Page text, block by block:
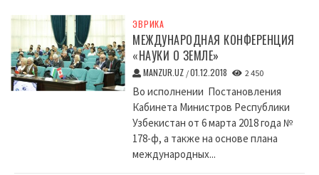
ЭВРИКА
МЕЖДУНАРОДНАЯ КОНФЕРЕНЦИЯ
«НАУКИ О ЗЕМЛЕ»
MANZUR.UZ /01.12.2018 2 450
Во исполнении Постановления
Кабинета Министров Республики
Узбекистан от 6 марта 2018 года №
178-ф, а также на основе плана
международных...